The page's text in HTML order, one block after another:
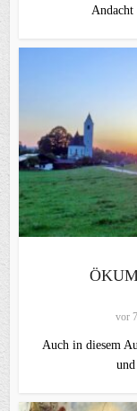
Andacht
vor
Auch in diesem
und